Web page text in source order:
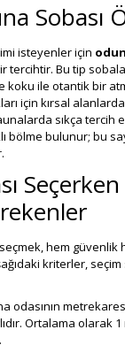
Sobası
isteyenler için
tercihtir. Bu tip
koku ile otantik bir
için kırsal
sıkça tercih
bölme bulunur; bu
hem güvenlik
kriterler, seçim
odasının
Ortalama olarak 1